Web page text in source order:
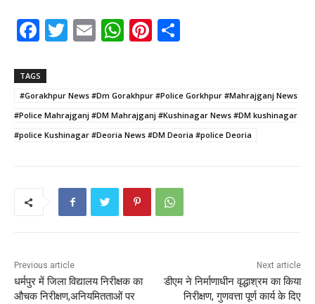
F
a
c
e
b
o
T
w
er
E
m
l
W
h
ts
A
p
Pi
nt
e
st
e
TAGS
#Gorakhpur News #Dm Gorakhpur #Police Gorkhpur #Mahrajganj News
#Police Mahrajganj #DM Mahrajganj #Kushinagar News #DM kushinagar
#police Kushinagar #Deoria News #DM Deoria #police Deoria
Previous article
धर्मपुर में जिला विद्यालय निरीक्षक का
औचक निरीक्षण,अनियमितताओं पर
Next article
डीएम ने निर्माणाधीन वृद्धाश्रम का किया
निरीक्षण, गुणवत्ता पूर्ण कार्य के दिए